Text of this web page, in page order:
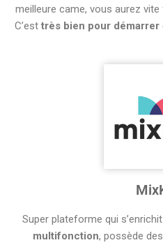
meilleure came, vous aurez
C’est très bien pour démarrer
Super plateforme qui
multifonction, possède des